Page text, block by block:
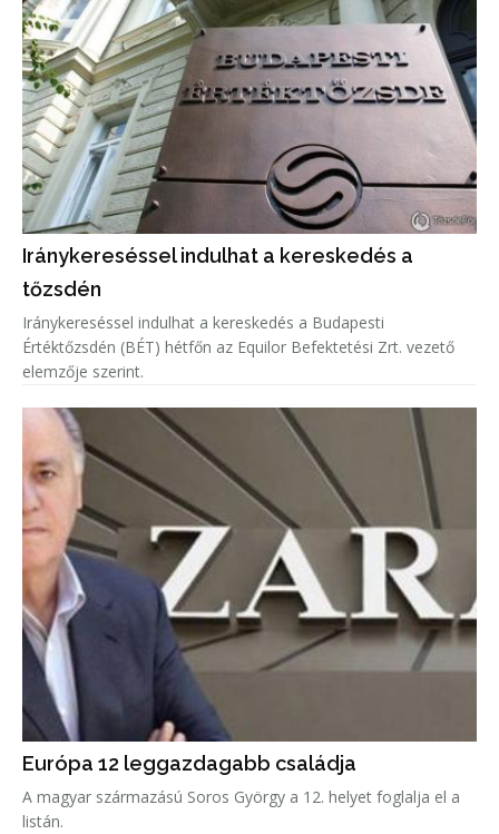
Iránykereséssel indulhat a kereskedés a
tőzsdén
Iránykereséssel indulhat a kereskedés a Budapesti
Értéktőzsdén (BÉT) hétfőn az Equilor Befektetési Zrt. vezető
elemzője szerint.
Európa 12 leggazdagabb családja
A magyar származású Soros György a 12. helyet foglalja el a
listán.